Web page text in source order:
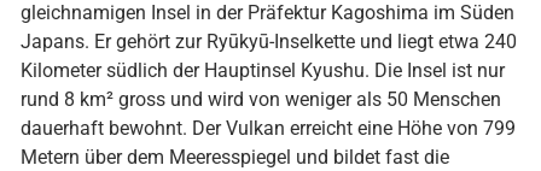
gleichnamigen Insel in der Präfektur Kagoshima im Süden
Japans. Er gehört zur Ryūkyū-Inselkette und liegt etwa 240
Kilometer südlich der Hauptinsel Kyushu. Die Insel ist nur
rund 8 km² gross und wird von weniger als 50 Menschen
dauerhaft bewohnt. Der Vulkan erreicht eine Höhe von 799
Metern über dem Meeresspiegel und bildet fast die